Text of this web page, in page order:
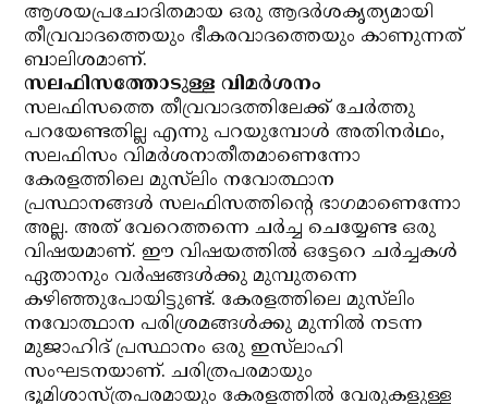
ആശയപ്രചോദിതമായ ഒരു ആദര്‍ശകൃത്യമായി
തീവ്രവാദത്തെയും ഭീകരവാദത്തെയും കാണുന്നത്
ബാലിശമാണ്.
സലഫിസത്തോടുള്ള വിമര്‍ശനം
സലഫിസത്തെ തീവ്രവാദത്തിലേക്ക് ചേര്‍ത്തു
പറയേണ്ടതില്ല എന്നു പറയുമ്പോള്‍ അതിനര്‍ഥം,
സലഫിസം വിമര്‍ശനാതീതമാണെന്നോ
കേരളത്തിലെ മുസ്‌ലിം നവോത്ഥാന
പ്രസ്ഥാനങ്ങള്‍ സലഫിസത്തിന്റെ ഭാഗമാണെന്നോ
അല്ല. അത് വേറെത്തന്നെ ചര്‍ച്ച ചെയ്യേണ്ട ഒരു
വിഷയമാണ്. ഈ വിഷയത്തില്‍ ഒട്ടേറെ ചര്‍ച്ചകള്‍
ഏതാനും വര്‍ഷങ്ങള്‍ക്കു മുമ്പുതന്നെ
കഴിഞ്ഞുപോയിട്ടുണ്ട്. കേരളത്തിലെ മുസ്‌ലിം
നവോത്ഥാന പരിശ്രമങ്ങള്‍ക്കു മുന്നില്‍ നടന്ന
മുജാഹിദ് പ്രസ്ഥാനം ഒരു ഇസ്‌ലാഹി
സംഘടനയാണ്. ചരിത്രപരമായും
ഭൂമിശാസ്ത്രപരമായും കേരളത്തില്‍ വേരുകളുള്ള